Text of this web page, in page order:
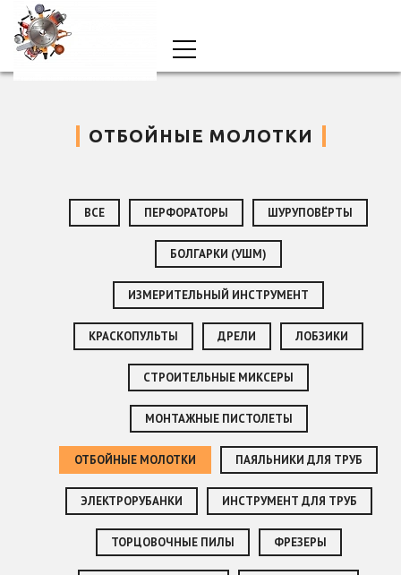
ОТБОЙНЫЕ МОЛОТКИ
ВСЕ ПЕРФОРАТОРЫ ШУРУПОВЁРТЫ
БОЛГАРКИ (УШМ)
ИЗМЕРИТЕЛЬНЫЙ ИНСТРУМЕНТ
КРАСКОПУЛЬТЫ ДРЕЛИ ЛОБЗИКИ
СТРОИТЕЛЬНЫЕ МИКСЕРЫ
МОНТАЖНЫЕ ПИСТОЛЕТЫ
ОТБОЙНЫЕ МОЛОТКИ ПАЯЛЬНИКИ ДЛЯ ТРУБ
ЭЛЕКТРОРУБАНКИ ИНСТРУМЕНТ ДЛЯ ТРУБ
ТОРЦОВОЧНЫЕ ПИЛЫ ФРЕЗЕРЫ